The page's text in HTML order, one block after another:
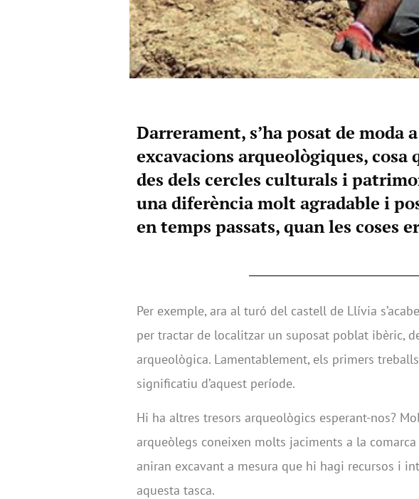
Darrerament, s’ha posat de moda
excavacions arqueològiques, cosa
des dels cercles culturals i
una diferència molt agradable i
en temps passats, quan les coses
Per exemple, ara al turó del castell de Llívia
per tractar de localitzar un suposat poblat ibèric,
arqueològica. Lamentablement, els primers
significatiu d’aquest període.
Hi ha altres tresors arqueològics esperant-nos?
arqueòlegs coneixen molts jaciments a la
aniran excavant a mesura que hi hagi recursos i
aquesta tasca.